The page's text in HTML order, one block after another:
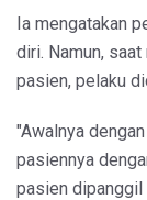
Ia mengatakan
diri. Namun,
pasien, pelaku
"Awalnya
pasiennya
pasien dipanggil